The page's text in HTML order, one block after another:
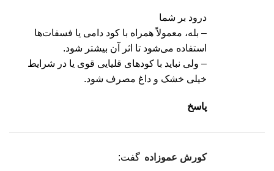
درود بر شما
– بله، معمولاً همراه با کود دامی یا فسفات‌ها
استفاده می‌شود تا اثر آن بیشتر شود.
– ولی نباید با کودهای قلیایی قوی یا در شرایط
خیلی خشک و داغ مصرف شود.
پاسخ
کورش عموزاده گفت: